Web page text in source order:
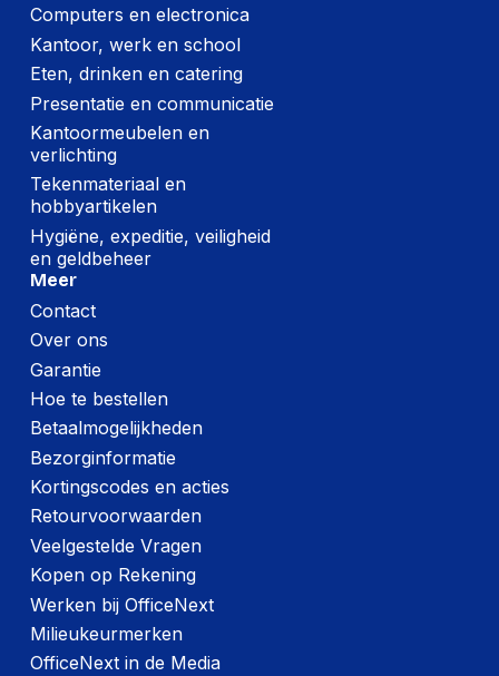
Computers en electronica
Kantoor, werk en school
Eten, drinken en catering
Presentatie en communicatie
Kantoormeubelen en
verlichting
Tekenmateriaal en
hobbyartikelen
Hygiëne, expeditie, veiligheid
en geldbeheer
Meer
Contact
Over ons
Garantie
Hoe te bestellen
Betaalmogelijkheden
Bezorginformatie
Kortingscodes en acties
Retourvoorwaarden
Veelgestelde Vragen
Kopen op Rekening
Werken bij OfficeNext
Milieukeurmerken
OfficeNext in de Media